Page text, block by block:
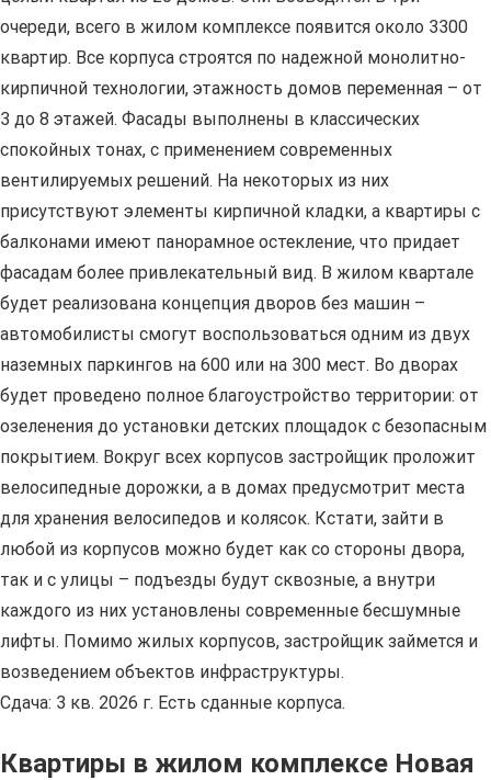
очереди, всего в жилом комплексе появится около 3300
квартир. Все корпуса строятся по надежной монолитно-
кирпичной технологии, этажность домов переменная – от
3 до 8 этажей. Фасады выполнены в классических
спокойных тонах, с применением современных
вентилируемых решений. На некоторых из них
присутствуют элементы кирпичной кладки, а квартиры с
балконами имеют панорамное остекление, что придает
фасадам более привлекательный вид. В жилом квартале
будет реализована концепция дворов без машин –
автомобилисты смогут воспользоваться одним из двух
наземных паркингов на 600 или на 300 мест. Во дворах
будет проведено полное благоустройство территории: от
озеленения до установки детских площадок с безопасным
покрытием. Вокруг всех корпусов застройщик проложит
велосипедные дорожки, а в домах предусмотрит места
для хранения велосипедов и колясок. Кстати, зайти в
любой из корпусов можно будет как со стороны двора,
так и с улицы – подъезды будут сквозные, а внутри
каждого из них установлены современные бесшумные
лифты. Помимо жилых корпусов, застройщик займется и
возведением объектов инфраструктуры.
Сдача: 3 кв. 2026 г. Есть сданные корпуса.
Квартиры в жилом комплексе Новая